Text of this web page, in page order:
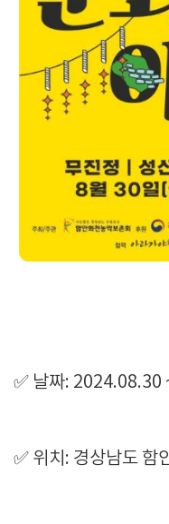
✅ 날짜: 2024.08.30
✅ 위치: 경상남도 함